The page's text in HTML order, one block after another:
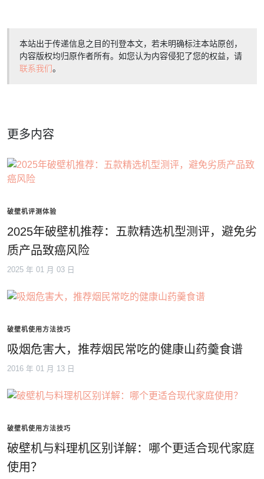
本站出于传递信息之目的刊登本文，若未明确标注本站原创，
内容版权均归原作者所有。如您认为内容侵犯了您的权益，请
联系我们。
更多内容
破壁机评测体验
2025年破壁机推荐：五款精选机型测评，避免劣
质产品致癌风险
2025 年 01 月 03 日
破壁机使用方法技巧
吸烟危害大，推荐烟民常吃的健康山药羹食谱
2016 年 01 月 13 日
破壁机使用方法技巧
破壁机与料理机区别详解：哪个更适合现代家庭
使用？